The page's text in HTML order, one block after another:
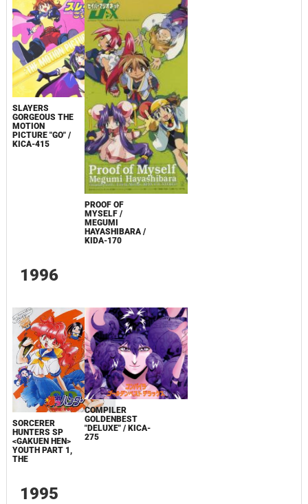
SLAYERS
GORGEOUS THE
MOTION
PICTURE "GO" /
KICA-415
PROOF OF
MYSELF /
MEGUMI
HAYASHIBARA /
KIDA-170
1996
SORCERER
HUNTERS SP
<GAKUEN HEN>
YOUTH PART 1,
THE
COMPILER
GOLDENBEST
"DELUXE" / KICA-
275
1995